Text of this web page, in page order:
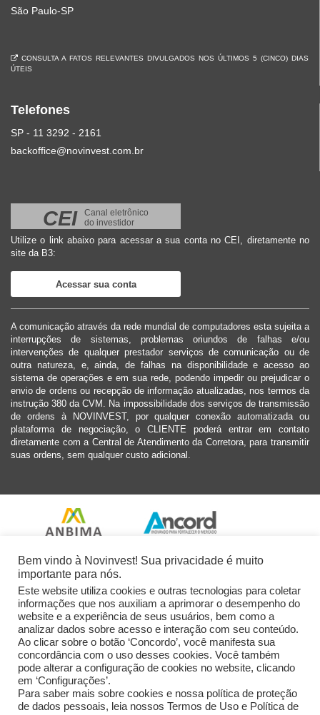
São Paulo-SP
CONSULTA A FATOS RELEVANTES DIVULGADOS NOS ÚLTIMOS 5 (CINCO) DIAS
ÚTEIS
Telefones
SP - 11 3292 - 2161
backoffice@novinvest.com.br
CEI
Canal eletrônico
do investidor
Utilize o link abaixo para acessar a sua conta no CEI, diretamente no
site da B3:
Acessar sua conta
A comunicação através da rede mundial de computadores esta sujeita a
interrupções de sistemas, problemas oriundos de falhas e/ou
intervenções de qualquer prestador serviços de comunicação ou de
outra natureza, e, ainda, de falhas na disponibilidade e acesso ao
sistema de operações e em sua rede, podendo impedir ou prejudicar o
envio de ordens ou recepção de informação atualizadas, nos termos da
instrução 380 da CVM. Na impossibilidade dos serviços de transmissão
de ordens à NOVINVEST, por qualquer conexão automatizada ou
plataforma de negociação, o CLIENTE poderá entrar em contato
diretamente com a Central de Atendimento da Corretora, para transmitir
suas ordens, sem qualquer custo adicional.
Bem vindo à Novinvest! Sua privacidade é muito
importante para nós.
Este website utiliza cookies e outras tecnologias para coletar
informações que nos auxiliam a aprimorar o desempenho do
website e a experiência de seus usuários, bem como a
analizar dados sobre acesso e interação com seu conteúdo.
Ao clicar sobre o botão ‘Concordo’, você manifesta sua
concordância com o uso desses cookies. Você também
pode alterar a configuração de cookies no website, clicando
em ‘Configurações’.
Para saber mais sobre cookies e nossa política de proteção
de dados pessoais, leia nossos Termos de Uso e Política de